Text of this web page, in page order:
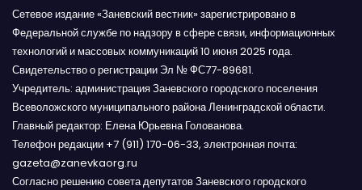
Сетевое издание «Заневский вестник» зарегистрировано в
Федеральной службе по надзору в сфере связи, информационных
технологий и массовых коммуникаций 10 июня 2025 года.
Свидетельство о регистрации Эл № ФС77-89681.
Учредитель: администрация Заневского городского поселения
Всеволожского муниципального района Ленинградской области.
Главный редактор: Елена Юрьевна Голованова.
Телефон редакции +7 (911) 170-06-33, электронная почта:
gazeta@zanevkaorg.ru
Согласно решению совета депутатов Заневского городского